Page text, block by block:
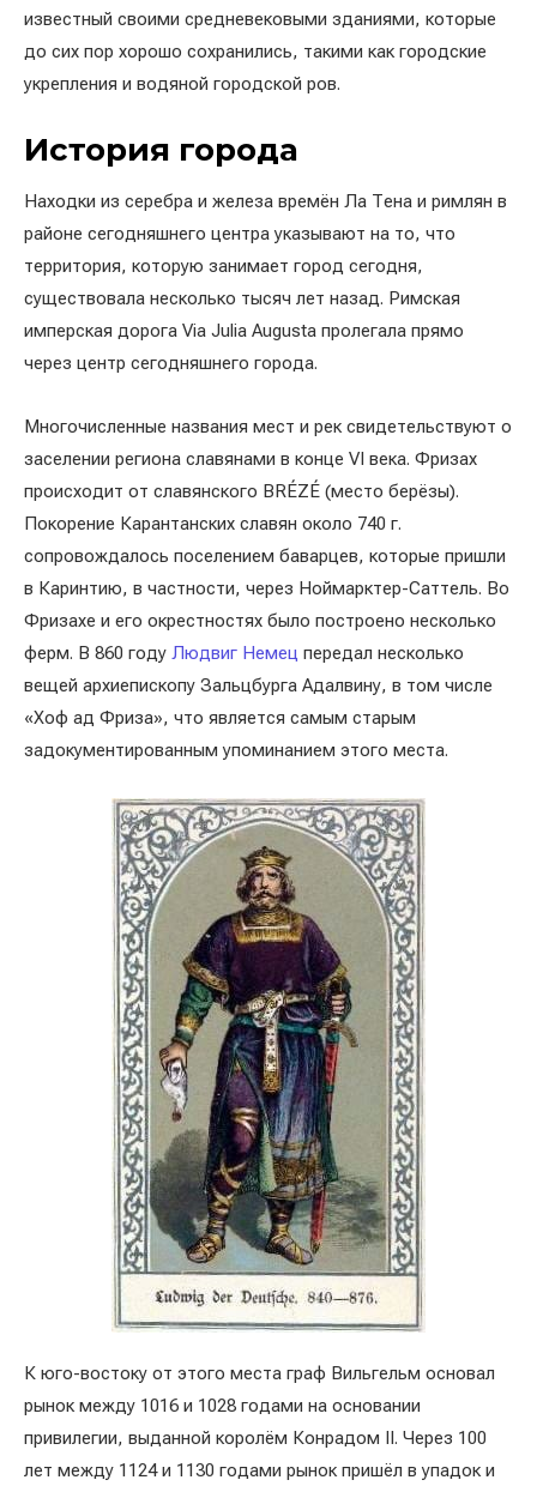
известный своими средневековыми зданиями, которые
до сих пор хорошо сохранились, такими как городские
укрепления и водяной городской ров.
История города
Находки из серебра и железа времён Ла Тена и римлян в
районе сегодняшнего центра указывают на то, что
территория, которую занимает город сегодня,
существовала несколько тысяч лет назад. Римская
имперская дорога Via Julia Augusta пролегала прямо
через центр сегодняшнего города.
Многочисленные названия мест и рек свидетельствуют о
заселении региона славянами в конце VI века. Фризах
происходит от славянского BRÉZÉ (место берёзы).
Покорение Карантанских славян около 740 г.
сопровождалось поселением баварцев, которые пришли
в Каринтию, в частности, через Ноймарктер-Саттель. Во
Фризахе и его окрестностях было построено несколько
ферм. В 860 году Людвиг Немец передал несколько
вещей архиепископу Зальцбурга Адалвину, в том числе
«Хоф ад Фриза», что является самым старым
задокументированным упоминанием этого места.
К юго-востоку от этого места граф Вильгельм основал
рынок между 1016 и 1028 годами на основании
привилегии, выданной королём Конрадом II. Через 100
лет между 1124 и 1130 годами рынок пришёл в упадок и